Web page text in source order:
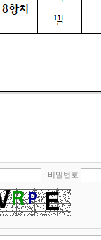
비밀번호